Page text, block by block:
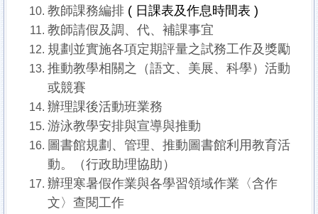
教師課務編排 ( 日課表及作息時間表 )
教師請假及調、代、補課事宜
規劃並實施各項定期評量之試務工作及獎勵
推動教學相關之（語文、美展、科學）活動
或競賽
辦理課後活動班業務
游泳教學安排與宣導與推動
圖書館規劃、管理、推動圖書館利用教育活
動。（行政助理協助）
辦理寒暑假作業與各學習領域作業〈含作
文〉查閱工作